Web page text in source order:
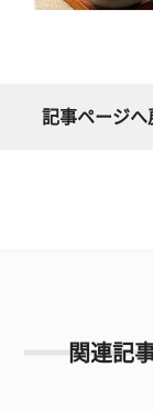
記事ページへ
関連記